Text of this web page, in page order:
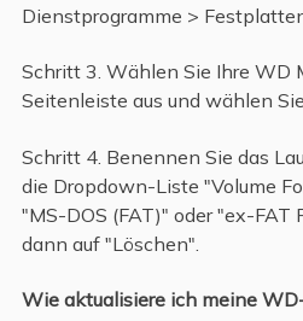
Dienstprogramme >
Schritt 3. Wählen Sie Ihre WD
Seitenleiste aus und wählen
Schritt 4. Benennen Sie das
die Dropdown-Liste "Volume
"MS-DOS (FAT)" oder "ex-FAT
dann auf "Löschen".
Wie aktualisiere ich meine